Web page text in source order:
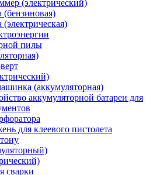
(электрический)
(бензиновая)
(электрическая)
пилы
(аккумуляторная)
аккумуляторной батареи для
для клеевого пистолета
сварки